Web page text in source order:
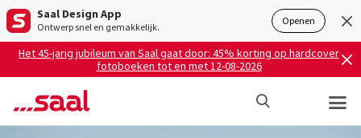
Saal Design App
Ontwerp snel en gemakkelijk. Openen
Het 45-jarig jubileum van Saal gaat door: 45% korting op hardcover
fotoboeken tot en met 12-08-2026